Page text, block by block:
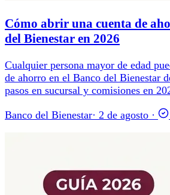
Cómo abrir una cuenta de
del Bienestar en 2026
Cualquier persona mayor de edad
de ahorro en el Banco del Bienestar
pasos en sucursal y comisiones en
Banco del Bienestar· 2 de agosto ·